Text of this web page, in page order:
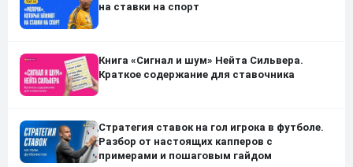
на ставки на спорт
Книга «Сигнал и шум» Нейта Сильвера.
Краткое содержание для ставочника
Стратегия ставок на гол игрока в футболе.
Разбор от настоящих капперов с
примерами и пошаговым гайдом